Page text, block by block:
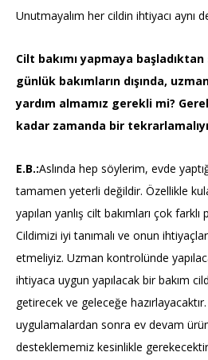
Unutmayalım her cildin ihtiyacı aynı
Cilt bakımı yapmaya başladıktan
günlük bakımların dışında,
yardım almamız gerekli mi?
kadar zamanda bir
E.B.:Aslında hep söylerim, evde
tamamen yeterli değildir. Özellikle
yapılan yanlış cilt bakımları çok
Cildimizi iyi tanımalı ve onun
etmeliyiz. Uzman kontrolünde
ihtiyaca uygun yapılacak bir bakım
getirecek ve geleceğe
uygulamalardan sonra ev devam
desteklememiz kesinlikle